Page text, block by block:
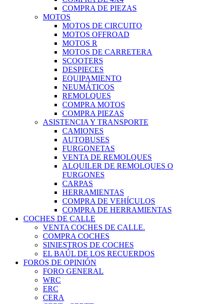
COMPRA DE PIEZAS
MOTOS
MOTOS DE CIRCUITO
MOTOS OFFROAD
MOTOS R
MOTOS DE CARRETERA
SCOOTERS
DESPIECES
EQUIPAMIENTO
NEUMÁTICOS
REMOLQUES
COMPRA MOTOS
COMPRA PIEZAS
ASISTENCIA Y TRANSPORTE
CAMIONES
AUTOBUSES
FURGONETAS
VENTA DE REMOLQUES
ALQUILER DE REMOLQUES O
FURGONES
CARPAS
HERRAMIENTAS
COMPRA DE VEHÍCULOS
COMPRA DE HERRAMIENTAS
COCHES DE CALLE
VENTA COCHES DE CALLE.
COMPRA COCHES
SINIESTROS DE COCHES
EL BAÚL DE LOS RECUERDOS
FOROS DE OPINIÓN
FORO GENERAL
WRC
ERC
CERA